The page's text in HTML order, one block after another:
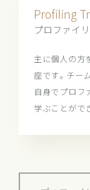
Profiling
プロファイ
主に個人の方
座です。チー
自身でプロフ
学ぶことがで